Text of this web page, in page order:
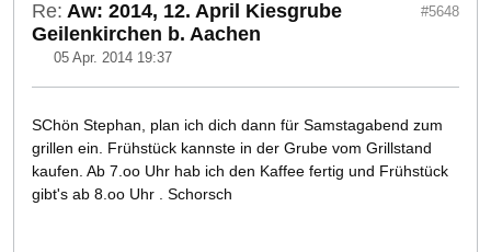
Re: Aw: 2014, 12. April Kiesgrube
Geilenkirchen b. Aachen
05 Apr. 2014 19:37
#5648
SChön Stephan, plan ich dich dann für Samstagabend zum
grillen ein. Frühstück kannste in der Grube vom Grillstand
kaufen. Ab 7.oo Uhr hab ich den Kaffee fertig und Frühstück
gibt's ab 8.oo Uhr . Schorsch